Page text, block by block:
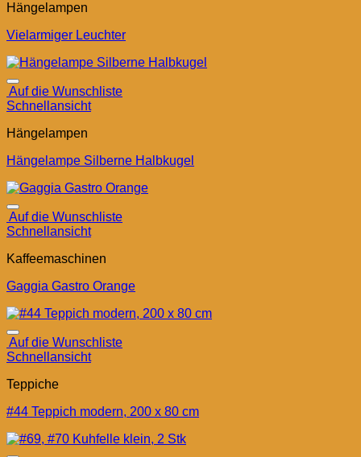
Hängelampen
Vielarmiger Leuchter
Auf die Wunschliste
Schnellansicht
Hängelampen
Hängelampe Silberne Halbkugel
Auf die Wunschliste
Schnellansicht
Kaffeemaschinen
Gaggia Gastro Orange
Auf die Wunschliste
Schnellansicht
Teppiche
#44 Teppich modern, 200 x 80 cm